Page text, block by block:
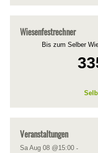
Wiesenfestrechner
Bis zum Selber
Veranstaltungen
Sa Aug 08 @15:00 -